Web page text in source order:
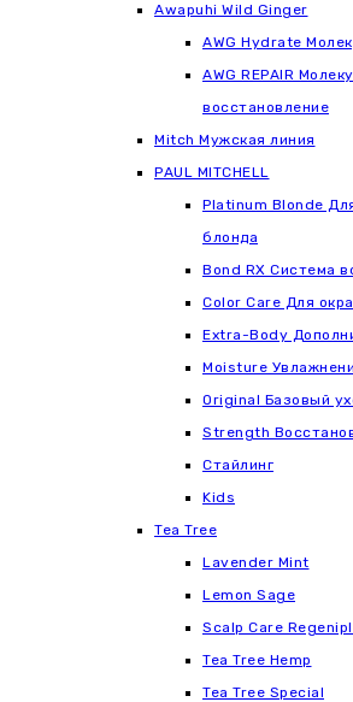
Awapuhi Wild Ginger
AWG Hydrate
AWG REPAIR
восстановление
Mitch Мужская линия
РАUL МITCHELL
Platinum Blonde
блонда
Bond RX Система
Color Care Для
Extra-Body
Moisture
Original Базовый
Strength
Стайлинг
Kids
Tea Tree
Lavender Mint
Lemon Sage
Scalp Care
Tea Tree Hemp
Tea Tree Special